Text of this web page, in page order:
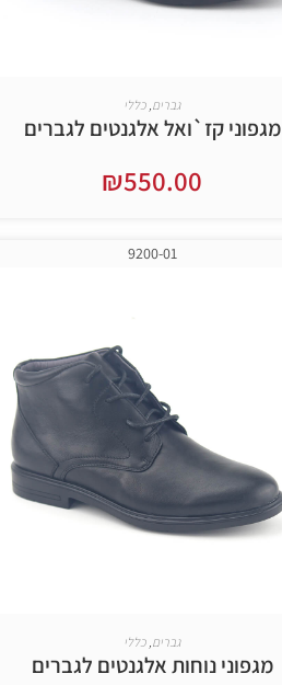
גברים כללי
מגפוני קז`ואל אלגנטים לגברים
₪550.00
9200-01
גברים כללי
מגפוני נוחות אלגנטים לגברים